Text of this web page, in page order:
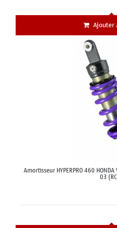
Ajouter
Amortisseur HYPERPRO 460
03